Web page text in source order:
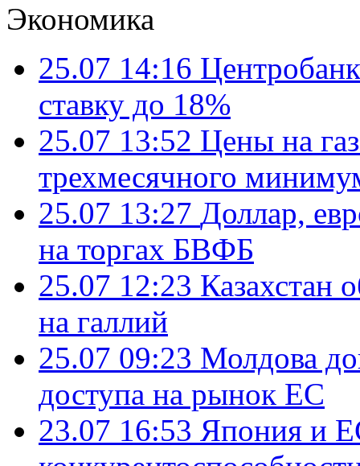
Экономика
25.07 14:16
ставку до 18%
25.07 13:52 Цены на
трехмесячного
25.07 13:27 Доллар,
на торгах БВФБ
25.07 12:23 Казахстан
на галлий
25.07 09:23 Молдова
доступа на рынок ЕС
23.07 16:53 Япония и